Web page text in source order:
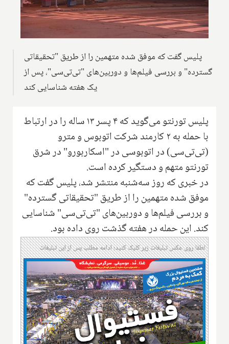
پلیس گفت که موفق شده متهمین را از طریق "تحقیقاتی
گسترده" و بررسی فیلم‌ها و دوربین‌های "تی‌تی‌سی"، پس از
یک هفته شناسایی کند
پلیس تورنتو می‌گوید که ۴ پسر ۱۳ ساله را در ارتباط
با حمله به ۲ کارمند شرکت اتوبوس و مترو
(تی‌تی‌سی) در اتوبوسی در "اسکاربورو" در شرق
تورنتو متهم و دستگیر کرده است.
در خبری که روز سه‌شنبه منتشر شد، پلیس گفت که
موفق شده متهمین را از طریق "تحقیقاتی گسترده"
و بررسی فیلم‌ها و دوربین‌های "تی‌تی‌سی" شناسایی
کند. این حمله در هفته گذشت روی داده بود.
لطفا روی عکس تبلیغات زیر کلیک کنید؛ ادامه مطلب پس از این تبلیغات